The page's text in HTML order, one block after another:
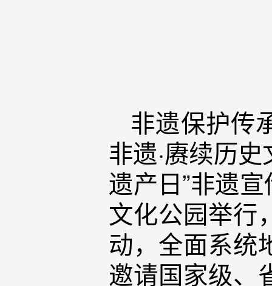
非遗保护传
非遗·赓续历
遗产日”非遗
文化公园举行
动，全面系统
邀请国家级、